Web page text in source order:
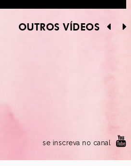
OUTROS VÍDEOS
se inscreva no canal